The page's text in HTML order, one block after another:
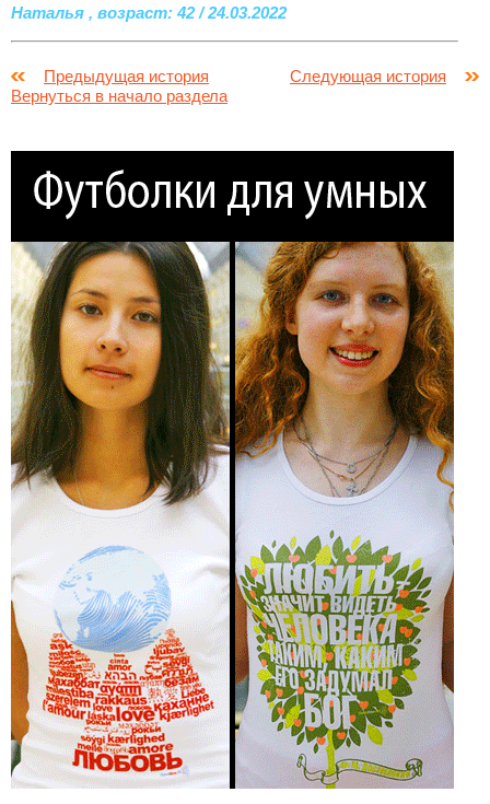
Наталья , возраст: 42 / 24.03.2022
Предыдущая история
Следующая история
Вернуться в начало раздела